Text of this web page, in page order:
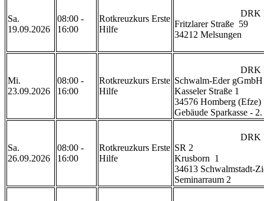
Sa.
19.09.2026
08:00 -
16:00
Rotkreuzkurs Erste
Hilfe
Fritzlarer Straße  59
34212 Melsungen
Mi.
23.09.2026
08:00 -
16:00
Rotkreuzkurs Erste
Hilfe
Schwalm-Eder gGmbH
Kasseler Straße 1
34576 Homberg (Efze)
Gebäude
Sa.
26.09.2026
08:00 -
16:00
Rotkreuzkurs Erste
Hilfe
SR 2
Krusborn  1
34613 Schwalmstadt-